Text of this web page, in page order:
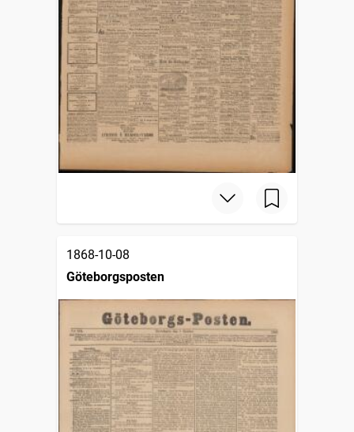
1868-10-08
Göteborgsposten